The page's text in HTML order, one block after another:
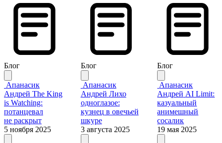
Блог
Апанасик
Андрей The King
is Watching:
потанцевал
не раскрыт
5 ноября 2025
Блог
Апанасик
Андрей Лихо
одноглазое:
кузнец в овечьей
шкуре
3 августа 2025
Блог
Апанасик
Андрей AI Limit:
казуальный
анимешный
сосалик
19 мая 2025